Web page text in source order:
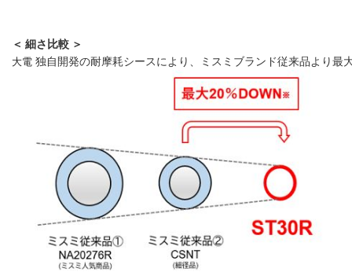
＜ 細さ比較 ＞
大電 独自開発の耐摩耗シースにより、ミスミブランド従来品より最